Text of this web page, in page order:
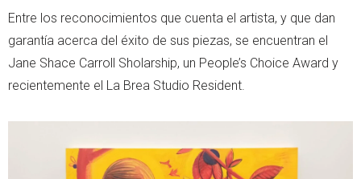
Entre los reconocimientos que cuenta el artista, y que dan
garantía acerca del éxito de sus piezas, se encuentran el
Jane Shace Carroll Sholarship, un People’s Choice Award y
recientemente el La Brea Studio Resident.